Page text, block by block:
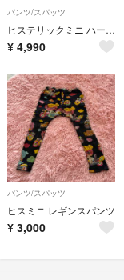
パンツ/スパッツ
ヒステリックミニ ハーフパンツ 105cm キッズ 男児 女児 黒×マルチカラー【新品 未使用品】【新入荷!】★
¥ 4,990
パンツ/スパッツ
ヒスミニ レギンスパンツ
¥ 3,000